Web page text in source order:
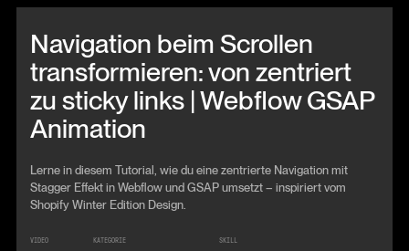
Navigation beim Scrollen
transformieren: von zentriert
zu sticky links | Webflow GSAP
Animation
Lerne in diesem Tutorial, wie du eine zentrierte Navigation mit
Stagger Effekt in Webflow und GSAP umsetzt – inspiriert vom
Shopify Winter Edition Design.
VIDEO KATEGORIE SKILL